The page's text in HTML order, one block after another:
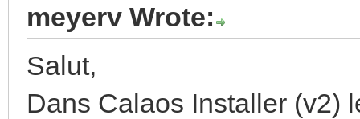
meyerv Wrote:
Salut,
Dans Calaos Installer (v2)